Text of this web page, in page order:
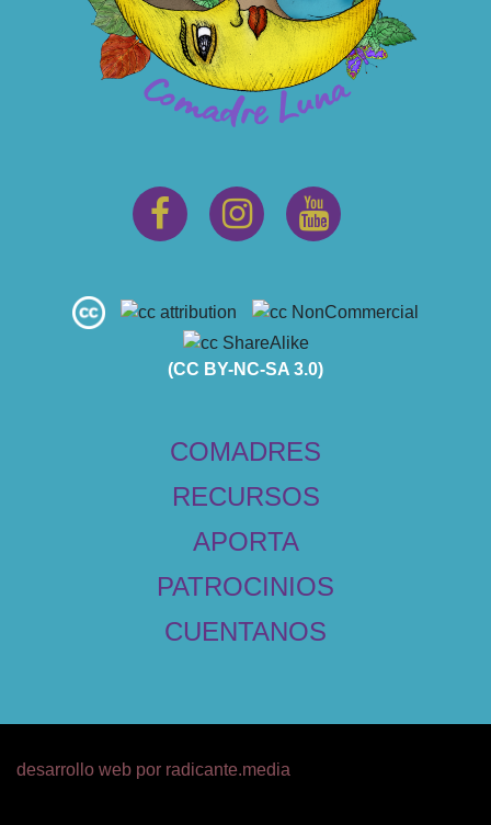
(CC BY-NC-SA 3.0)
COMADRES
RECURSOS
APORTA
PATROCINIOS
CUENTANOS
desarrollo web por radicante.media